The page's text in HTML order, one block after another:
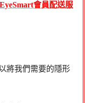
EyeSmart會員配送服
將我們需要的隱形